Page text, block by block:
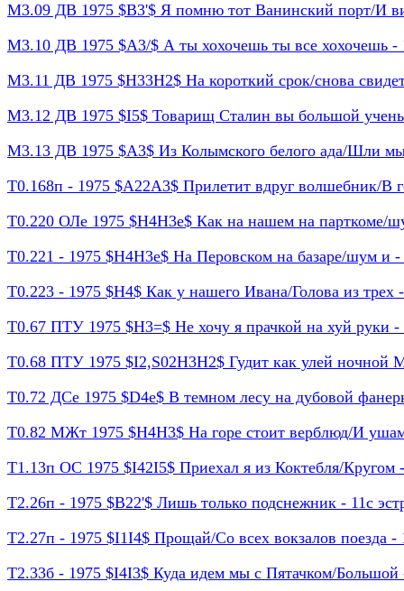
М3.09 ДВ 1975 $B3'$ Я помню тот Ванинский порт/И
М3.10 ДВ 1975 $A3/$ А ты хохочешь ты все хохочешь -
М3.11 ДВ 1975 $H33H2$ На короткий срок/снова
М3.12 ДВ 1975 $I5$ Товарищ Сталин вы большой
М3.13 ДВ 1975 $A3$ Из Колымского белого ада/Шли
Т0.168п - 1975 $A22A3$ Прилетит вдруг волшебник/В
Т0.220 ОЛе 1975 $H4H3e$ Как на нашем на парткоме/
Т0.221 - 1975 $H4H3e$ На Перовском на базаре/шум и -
Т0.223 - 1975 $H4$ Как у нашего Ивана/Голова из трех
Т0.67 ПТУ 1975 $H3=$ Не хочу я прачкой на хуй руки -
Т0.68 ПТУ 1975 $I2,S02H3H2$ Гудит как улей ночной
Т0.72 ДСе 1975 $D4e$ В темном лесу на дубовой
Т0.82 МЖт 1975 $H4H3$ На горе стоит верблюд/И
Т1.13п ОС 1975 $I42I5$ Приехал я из Коктебля/Кругом
Т2.26п - 1975 $B22'$ Лишь только подснежник - 11с
Т2.27п - 1975 $I1I4$ Прощай/Со всех вокзалов поезда -
Т2.33б - 1975 $I4I3$ Куда идем мы с Пятачком/Большой